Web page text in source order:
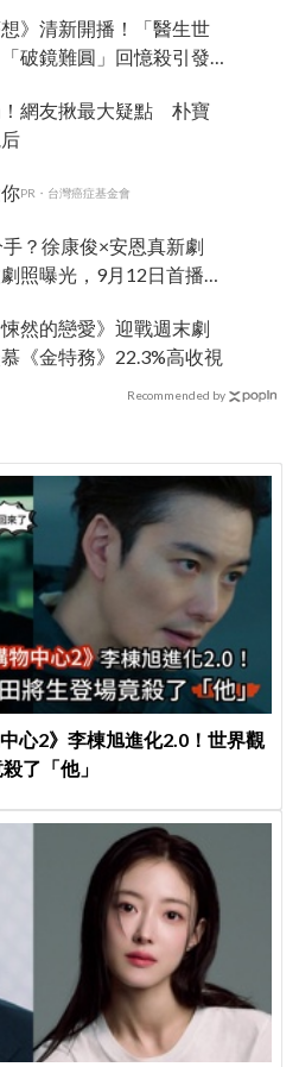
》清新開播！「醫生世
破鏡難圓」回憶殺引發
！網友揪最大疑點 朴寶
PR・台灣癌症基金會
？徐康俊×安恩真新劇
照曝光，9月12日首播引
然的戀愛》迎戰週末劇
《金特務》22.3%高收視
Recommended by
心2》李棟旭進化2.0！世界觀
了「他」